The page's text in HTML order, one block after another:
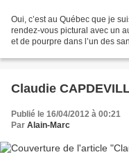
Oui, c’est au Québec que je
rendez-vous pictural avec un
et de pourpre dans l’un des
Claudie
Publié le 16/04/2012 à 00:21
Par Alain-Marc